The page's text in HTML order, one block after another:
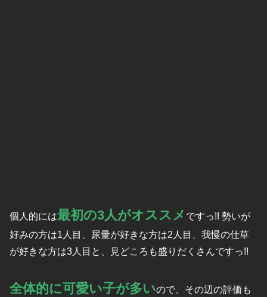
個人的には最初の3人がオススメ ですっ!! 勢いが
好みの方は1人目、尿量が好きな方は2人目、我慢の仕草
が好きな方は3人目と、見どころも盛りだくさんですっ!!
全体的に可愛い子が多いので、その辺の評価も